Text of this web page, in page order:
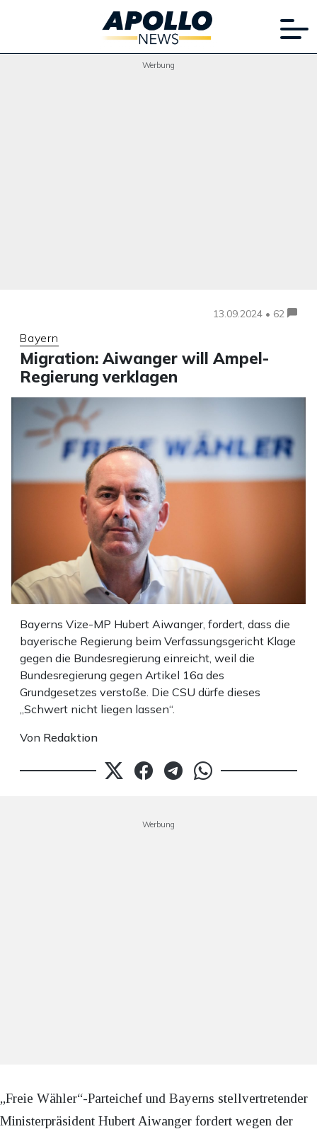
Werbung
13.09.2024 • 62
Bayern
Migration: Aiwanger will Ampel-
Regierung verklagen
Bayerns Vize-MP Hubert Aiwanger, fordert, dass die
bayerische Regierung beim Verfassungsgericht Klage
gegen die Bundesregierung einreicht, weil die
Bundesregierung gegen Artikel 16a des
Grundgesetzes verstoße. Die CSU dürfe dieses
„Schwert nicht liegen lassen“.
Von Redaktion
Werbung
„Freie Wähler“-Parteichef und Bayerns stellvertretender
Ministerpräsident Hubert Aiwanger fordert wegen der